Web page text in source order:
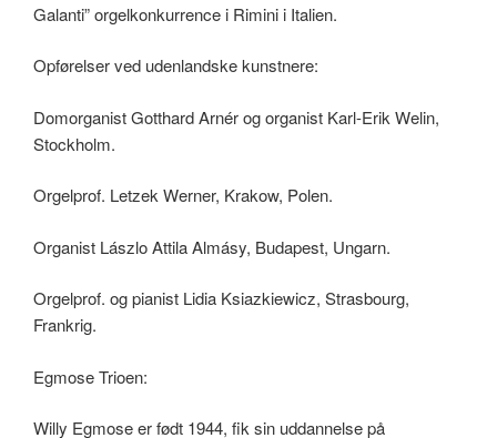
Galanti” orgelkonkurrence i Rimini i Italien.
Opførelser ved udenlandske kunstnere:
Domorganist Gotthard Arnér og organist Karl-Erik Welin,
Stockholm.
Orgelprof. Letzek Werner, Krakow, Polen.
Organist Lászlo Attila Almásy, Budapest, Ungarn.
Orgelprof. og pianist Lidia Ksiazkiewicz, Strasbourg,
Frankrig.
Egmose Trioen:
Willy Egmose er født 1944, fik sin uddannelse på